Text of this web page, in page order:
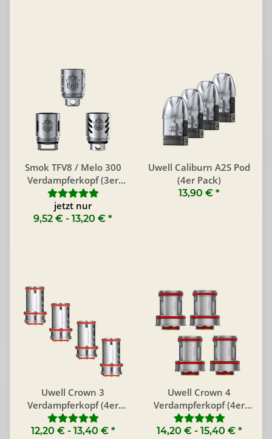
Smok TFV8 / Melo 300
Verdampferkopf (3er
Pack)
jetzt nur
9,52 € - 13,20 € *
Uwell Caliburn A2S Pod
(4er Pack)
13,90 € *
Uwell Crown 3
Verdampferkopf (4er
Pack)
12,20 € - 13,40 € *
Uwell Crown 4
Verdampferkopf (4er
Pack)
14,20 € - 15,40 € *